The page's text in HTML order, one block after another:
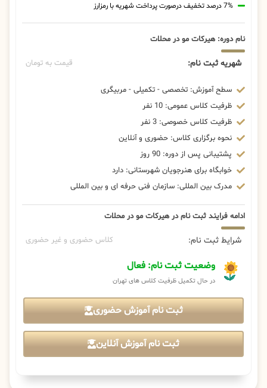
7% درصد تخفیف درصورت پرداخت شهریه با رمزارز
نام دوره: هیرکات مو در محلات
شهریه ثبت نام: قیمت به تومان
سطح آموزش: تخصصی - تکمیلی - مربیگری
ظرفیت کلاس عمومی: 10 نفر
ظرفیت کلاس خصوصی: 3 نفر
نحوه برگزاری کلاس: حضوری و آنلاین
پشتیبانی پس از دوره: 90 روز
خوابگاه برای هنرجویان شهرستانی: دارد
مدرک بین المللی: سازمان فنی حرفه ای و بین المللی
ادامه فرایند ثبت نام در هیرکات مو در محلات
شرایط ثبت نام: کلاس حضوری و غیر حضوری
وضعیت ثبت نام: فعال
در حال تکمیل ظرفیت کلاس های تهران
ثبت نام آموزش حضوری
ثبت نام آموزش آنلاین